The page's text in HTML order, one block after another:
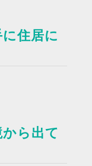
住居に
ら出て